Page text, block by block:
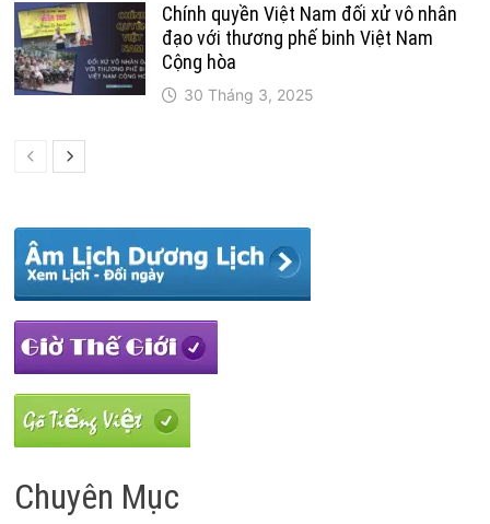
Chính quyền Việt Nam đối xử vô nhân
đạo với thương phế binh Việt Nam
Cộng hòa
30 Tháng 3, 2025
Chuyên Mục